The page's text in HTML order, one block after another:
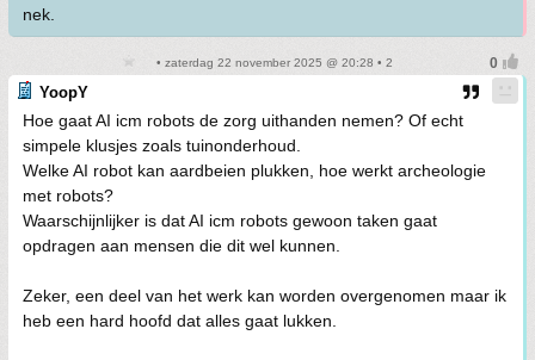
nek.
• zaterdag 22 november 2025 @ 20:28 • 2
YoopY
Hoe gaat AI icm robots de zorg uithanden nemen? Of echt
simpele klusjes zoals tuinonderhoud.
Welke AI robot kan aardbeien plukken, hoe werkt archeologie
met robots?
Waarschijnlijker is dat AI icm robots gewoon taken gaat
opdragen aan mensen die dit wel kunnen.
Zeker, een deel van het werk kan worden overgenomen maar ik
heb een hard hoofd dat alles gaat lukken.